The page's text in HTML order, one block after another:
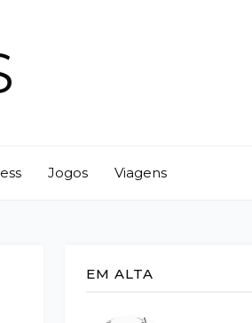
Jogos Viagens
EM ALTA